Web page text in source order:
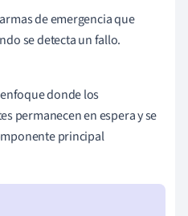
de emergencia que
se detecta un fallo.
donde los
permanecen en espera y se
principal